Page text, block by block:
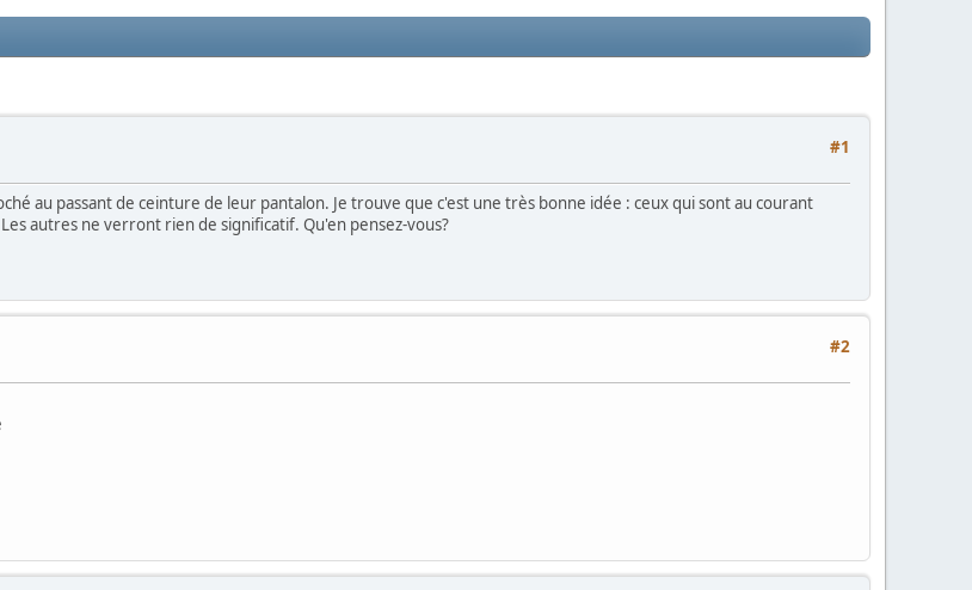
#1
au passant de ceinture de leur pantalon. Je trouve que c'est une très bonne idée : ceux qui sont au courant
autres ne verront rien de significatif. Qu'en pensez-vous?
#2